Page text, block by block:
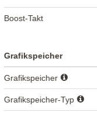
Boost-Takt
Grafikspeicher
Grafikspeicher
Grafikspeicher-Typ